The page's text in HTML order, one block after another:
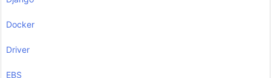
Docker
Driver
EBS